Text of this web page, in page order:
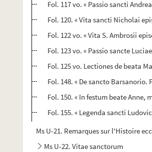
Fol. 117 vo. « Passio sancti
Fol. 120. « Vita sancti Nicholai
Fol. 122 vo. « Vita S. Ambrosii
Fol. 123 vo. « Passio sancte
Fol. 125 vo. Lectiones de beata
Fol. 148. « De sancto Barsanorio.
Fol. 150. « In festum beate Anne,
Fol. 155. « Legenda sancti
Ms U-21. Remarques sur l'Histoire
Ms U-22. Vitae sanctorum